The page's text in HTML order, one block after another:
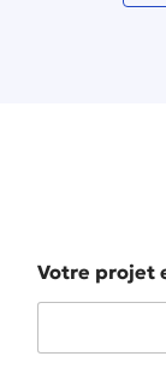
Votre projet